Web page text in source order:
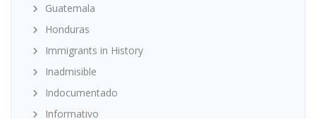
Guatemala
Honduras
Immigrants in History
Inadmisible
Indocumentado
Informativo